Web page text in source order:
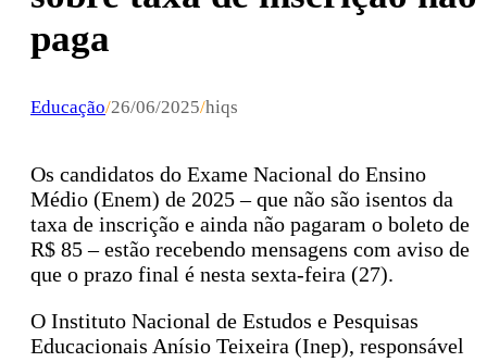
paga
Educação/26/06/2025/hiqs
Os candidatos do Exame Nacional do Ensino
Médio (Enem) de 2025 – que não são isentos da
taxa de inscrição e ainda não pagaram o boleto de
R$ 85 – estão recebendo mensagens com aviso de
que o prazo final é nesta sexta-feira (27).
O Instituto Nacional de Estudos e Pesquisas
Educacionais Anísio Teixeira (Inep), responsável